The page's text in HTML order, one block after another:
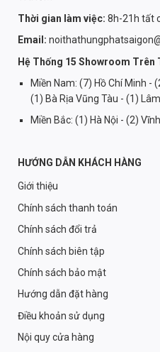
Thời gian làm việc: 8h-21h tất
Email:
Hệ Thống 15 Showroom Trên
Miền Nam: (7) Hồ Chí Minh -
(1) Bà Rịa Vũng Tàu - (1)
Miền Bắc: (1) Hà Nội - (2)
HƯỚNG DẪN KHÁCH HÀNG
Giới thiệu
Chính sách thanh toán
Chính sách đổi trả
Chính sách biên tập
Chính sách bảo mật
Hướng dẫn đặt hàng
Điều khoản sử dụng
Nội quy cửa hàng